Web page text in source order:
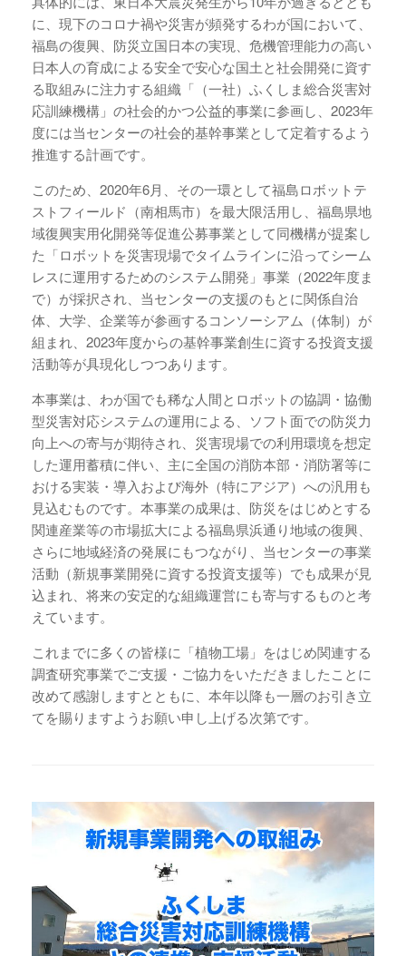
に、現下のコロナ禍や災害が頻発するわが国において、
福島の復興、防災立国日本の実現、危機管理能力の高い
日本人の育成による安全で安心な国土と社会開発に資す
る取組みに注力する組織「（一社）ふくしま総合災害対
応訓練機構」の社会的かつ公益的事業に参画し、2023年
度には当センターの社会的基幹事業として定着するよう
推進する計画です。
このため、2020年6月、その一環として福島ロボットテ
ストフィールド（南相馬市）を最大限活用し、福島県地
域復興実用化開発等促進公募事業として同機構が提案し
た「ロボットを災害現場でタイムラインに沿ってシーム
レスに運用するためのシステム開発」事業（2022年度ま
で）が採択され、当センターの支援のもとに関係自治
体、大学、企業等が参画するコンソーシアム（体制）が
組まれ、2023年度からの基幹事業創生に資する投資支援
活動等が具現化しつつあります。
本事業は、わが国でも稀な人間とロボットの協調・協働
型災害対応システムの運用による、ソフト面での防災力
向上への寄与が期待され、災害現場での利用環境を想定
した運用蓄積に伴い、主に全国の消防本部・消防署等に
おける実装・導入および海外（特にアジア）への汎用も
見込むものです。本事業の成果は、防災をはじめとする
関連産業等の市場拡大による福島県浜通り地域の復興、
さらに地域経済の発展にもつながり、当センターの事業
活動（新規事業開発に資する投資支援等）でも成果が見
込まれ、将来の安定的な組織運営にも寄与するものと考
えています。
これまでに多くの皆様に「植物工場」をはじめ関連する
調査研究事業でご支援・ご協力をいただきましたことに
改めて感謝しますとともに、本年以降も一層のお引き立
てを賜りますようお願い申し上げる次第です。